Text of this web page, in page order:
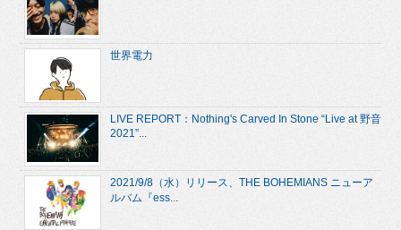
世界電力
LIVE REPORT：Nothing's Carved In Stone “Live at 野音
2021”...
2021/9/8（水）リリース、THE BOHEMIANS ニューア
ルバム『ess...